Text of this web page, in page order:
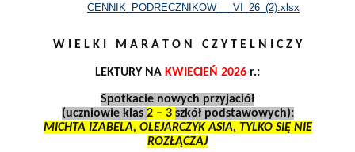
CENNIK_PODRECZNIKOW___VI_26_(2).xlsx
W I E L K I M A R A T O N C Z Y T E L N I C Z Y
LEKTURY NA KWIECIEŃ 2026 r.:
Spotkacie nowych przyjaciół
(uczniowie klas 2 – 3 szkół podstawowych):
MICHTA IZABELA, OLEJARCZYK ASIA, TYLKO SIĘ NIE
ROZŁĄCZAJ